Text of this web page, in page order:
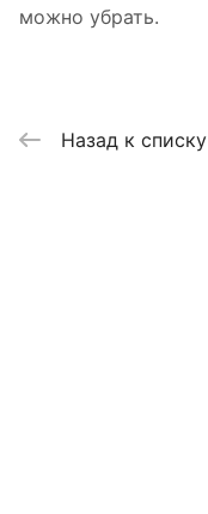
можно убрать.
Назад к списку